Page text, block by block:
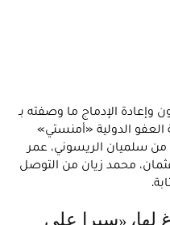
وإعادة الإدماج ما وصفته بـ
العفو الدولية «أمنستي»
سلميان الريسوني، عمر
محمد زيان من التوصل